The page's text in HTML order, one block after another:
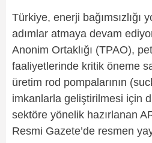
Türkiye, enerji bağımsızlığı
adımlar atmaya devam
Anonim Ortaklığı (TPAO),
faaliyetlerinde kritik öneme
üretim rod pompalarının
imkanlarla geliştirilmesi için
sektöre yönelik hazırlanan
Resmi Gazete’de resmen